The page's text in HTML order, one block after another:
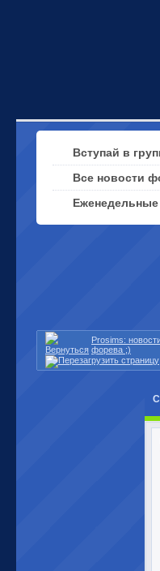
Вступай в
Все новости
Prosims:
форева ;)